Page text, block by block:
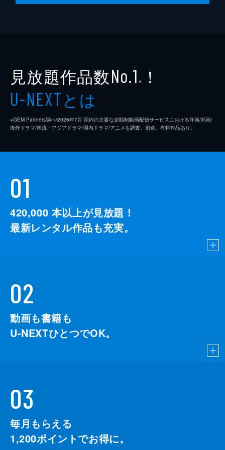
見放題作品数No.1 ※ ！
U-NEXTとは
※GEM Partners調べ/2026年7⽉ 国内の主要な定額制動画配信サービスにおける洋画/邦画/
海外ドラマ/韓流・アジアドラマ/国内ドラマ/アニメを調査。別途、有料作品あり。
01
420,000 本以上が見放題！
最新レンタル作品も充実。
02
動画も書籍も
U-NEXTひとつでOK。
03
毎月もらえる
1,200ポイントでお得に。